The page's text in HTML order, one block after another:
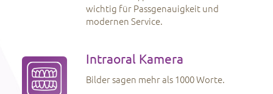
wichtig für Passgenauigkeit und
modernen Service.
Intraoral Kamera
Bilder sagen mehr als 1000 Worte.